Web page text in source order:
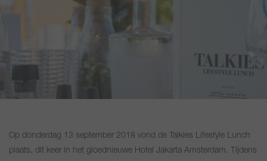
Op donderdag 13 september 2018 vond de Talkies Lifestyle Lunch
plaats, dit keer in het gloednieuwe Hotel Jakarta Amsterdam. Tijdens